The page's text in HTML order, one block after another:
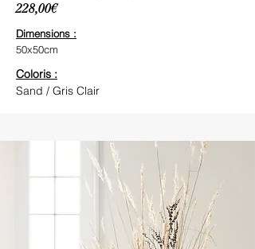
228,00€
Dimensions :
50x50cm
Coloris :
Sand / Gris Clair